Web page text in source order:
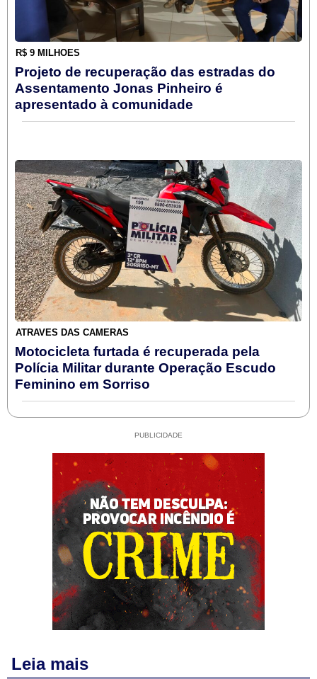
R$ 9 MILHÕES
Projeto de recuperação das estradas do
Assentamento Jonas Pinheiro é
apresentado à comunidade
ATRAVÉS DAS CÂMERAS
Motocicleta furtada é recuperada pela
Polícia Militar durante Operação Escudo
Feminino em Sorriso
PUBLICIDADE
Leia mais